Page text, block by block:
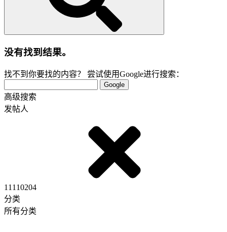
没有找到结果。
找不到你要找的内容？ 尝试使用Google进行搜索：
Google
高级搜索
发帖人
11110204
分类
所有分类